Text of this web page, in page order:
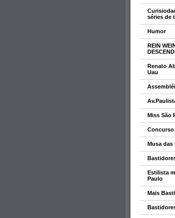
séries de
Humor
REIN
Renato
Uau
Miss São
Musa das
Estilista
Paulo
Mais